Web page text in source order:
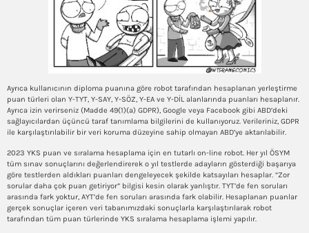
Ayrıca kullanıcının diploma puanına göre robot tarafından hesaplanan yerleştirme
puan türleri olan Y-TYT, Y-SAY, Y-SÖZ, Y-EA ve Y-DİL alanlarında puanları hesaplanır.
Ayrıca izin verirseniz (Madde 49(1)(a) GDPR), Google veya Facebook gibi ABD’deki
sağlayıcılardan üçüncü taraf tanımlama bilgilerini de kullanıyoruz. Verileriniz, GDPR
ile karşılaştırılabilir bir veri koruma düzeyine sahip olmayan ABD’ye aktarılabilir.
2023 YKS puan ve sıralama hesaplama için en tutarlı on-line robot. Her yıl ÖSYM
tüm sınav sonuçlarını değerlendirerek o yıl testlerde adayların gösterdiği başarıya
göre testlerden aldıkları puanları dengeleyecek şekilde katsayıları hesaplar. “Zor
sorular daha çok puan getiriyor” bilgisi kesin olarak yanlıştır. TYT’de fen soruları
arasında fark yoktur, AYT’de fen soruları arasında fark olabilir. Hesaplanan puanlar
gerçek sonuçlar içeren veri tabanımızdaki sonuçlarla karşılaştırılarak robot
tarafından tüm puan türlerinde YKS sıralama hesaplama işlemi yapılır.